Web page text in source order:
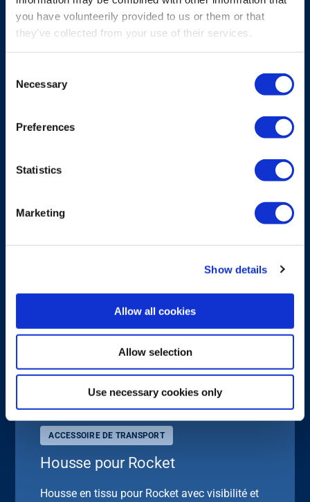
you have volunteerily provided to us or them or that
they’ve collected from your use of their services.
Selection
Necessary
Preferences
Statistics
Marketing
Show details
Allow all cookies
Allow selection
Use necessary cookies only
Rocket
L’émetteur Rocket est doté de boutons
option, d’une sécurité de fonctionnement et
ACCESSOIRE DE TRANSPORT
Housse pour Rocket
Housse en tissu pour Rocket avec visibilité et